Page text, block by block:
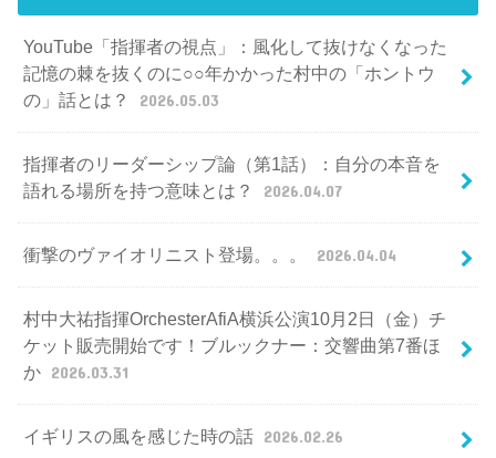
YouTube「指揮者の視点」：風化して抜けなくなった
記憶の棘を抜くのに○○年かかった村中の「ホントウ
の」話とは？
2026.05.03
指揮者のリーダーシップ論（第1話）：自分の本音を
語れる場所を持つ意味とは？
2026.04.07
衝撃のヴァイオリニスト登場。。。 2026.04.04
村中大祐指揮OrchesterAfiA横浜公演10月2日（金）チ
ケット販売開始です！ブルックナー：交響曲第7番ほ
か 2026.03.31
イギリスの風を感じた時の話 2026.02.26